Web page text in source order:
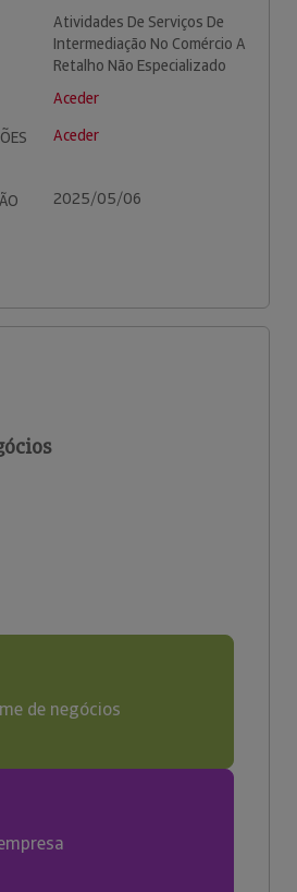
Atividades De Serviços De
Intermediação No Comércio A
Retalho Não Especializado
Aceder
Aceder
2025/05/06
de negócios